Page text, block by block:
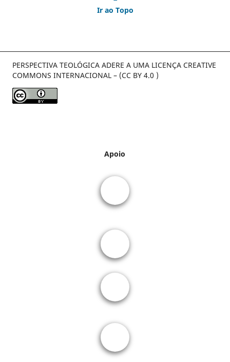
Ir ao Topo
PERSPECTIVA TEOLÓGICA ADERE A UMA LICENÇA CREATIVE
COMMONS INTERNACIONAL – (CC BY 4.0 )
Apoio